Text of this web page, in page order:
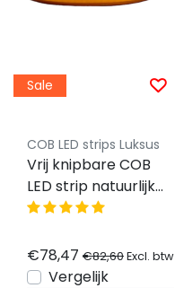
Sale
COB LED strips Luksus
Vrij knipbare COB
LED strip natuurlijk
wit 12W 1200LM
IP20 4000K – 10
meter
€78,47 €82,60Excl. btw
Vergelijk